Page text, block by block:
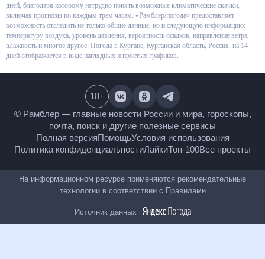
Кургане на 14 дней, благодаря которому нетрудно понять возможные
климатические скачки, включая прогнозы по каждым трем часам.
«Рамблер/погода» предоставляет возможность отследить не только
общие данные, но и следующую информацию: температуру воздуха,
уровень давления, вероятность осадков, направление ветра, влажность и
многое другое. Погода в Кургане, Курганская область, Россия, на 14 дней
© Рамблер — главные новости России и мира,
гороскопы, почта, поиск и другие полезные сервисы
Полная версияПомощьУсловия использования
Все проекты
18+
На информационном ресурсе применяются
рекомендательные технологии в соответствии с